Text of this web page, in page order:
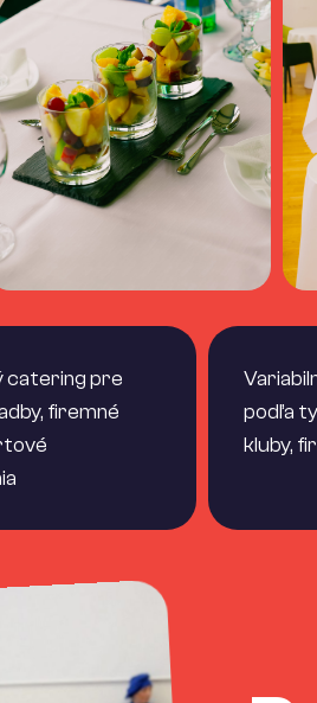
catering pre
firemné
podľa
kluby,